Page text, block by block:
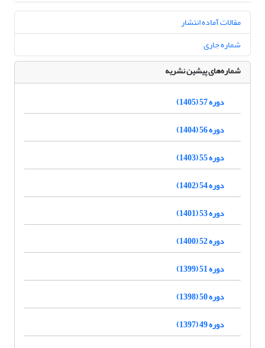
مقالات آماده انتشار
شماره جاری
شماره‌های پیشین نشریه
دوره 57 (1405)
دوره 56 (1404)
دوره 55 (1403)
دوره 54 (1402)
دوره 53 (1401)
دوره 52 (1400)
دوره 51 (1399)
دوره 50 (1398)
دوره 49 (1397)